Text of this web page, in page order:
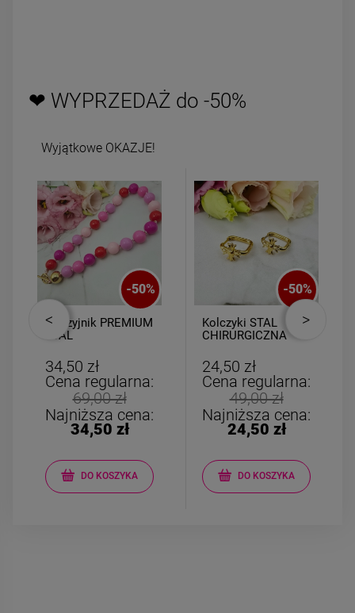
❤ WYPRZEDAŻ do -50%
Wyjątkowe OKAZJE!
-50%
Naszyjnik PREMIUM
STAL
kulki kolorowe
34,50 zł
Cena regularna:
69,00 zł
Najniższa cena:
34,50 zł
DO KOSZYKA
-50%
Kolczyki STAL
CHIRURGICZNA
24,50 zł
Cena regularna:
49,00 zł
Najniższa cena:
24,50 zł
DO KOSZYKA